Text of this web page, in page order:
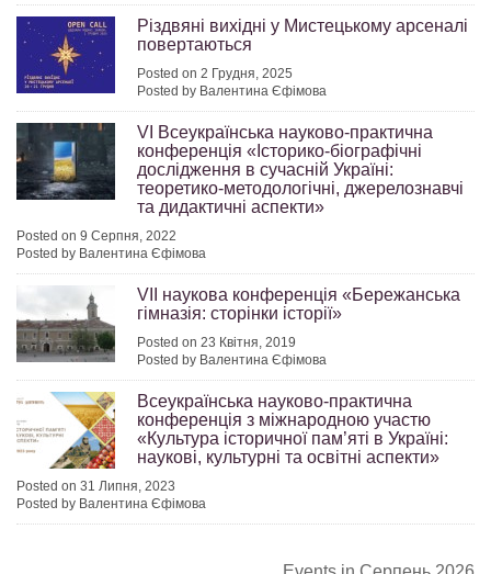
Різдвяні вихідні у Мистецькому арсеналі
повертаються
Posted on 2 Грудня, 2025
Posted by Валентина Єфімова
VІ Всеукраїнська науково-практична
конференція «Історико-біографічні
дослідження в сучасній Україні:
теоретико-методологічні, джерелознавчі
та дидактичні аспекти»
Posted on 9 Серпня, 2022
Posted by Валентина Єфімова
VІІ наукова конференція «Бережанська
гімназія: сторінки історії»
Posted on 23 Квітня, 2019
Posted by Валентина Єфімова
Всеукраїнська науково-практична
конференція з міжнародною участю
«Культура історичної пам’яті в Україні:
наукові, культурні та освітні аспекти»
Posted on 31 Липня, 2023
Posted by Валентина Єфімова